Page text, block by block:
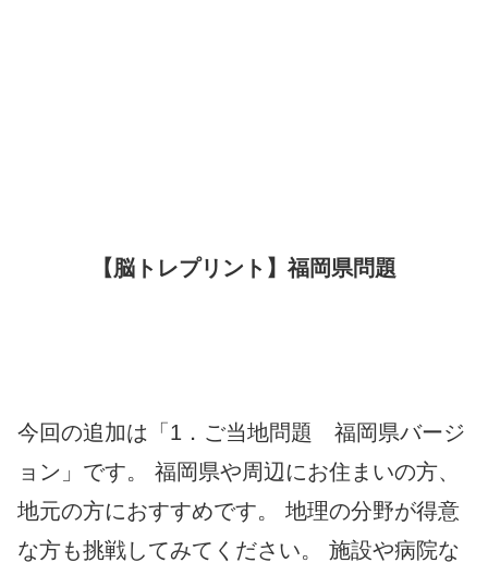
【脳トレプリント】福岡県問題
今回の追加は「1．ご当地問題 福岡県バージ
ョン」です。 福岡県や周辺にお住まいの方、
地元の方におすすめです。 地理の分野が得意
な方も挑戦してみてください。 施設や病院な